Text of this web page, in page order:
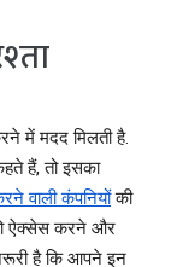
में मदद मिलती है.
हैं, तो इसका
वाली कंपनियोंकी
ऐक्सेस करने और
है कि आपने इन